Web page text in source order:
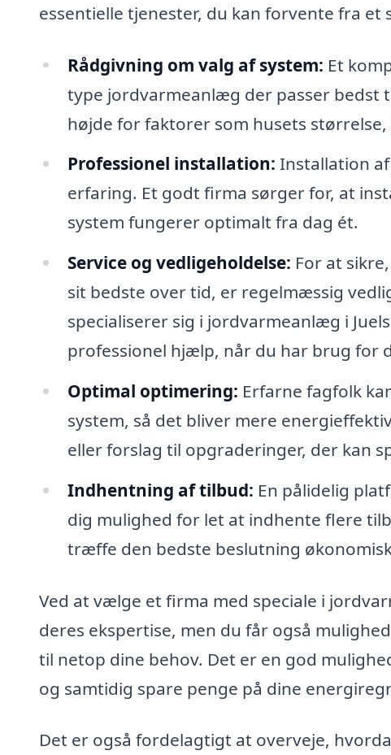
essentielle tjenester, du kan forvente fra
Rådgivning om valg af system: Et
type jordvarmeanlæg der passer bedst
højde for faktorer som husets
Professionel installation: Installation
erfaring. Et godt firma sørger for, at
system fungerer optimalt fra dag ét.
Service og vedligeholdelse: For at
sit bedste over tid, er regelmæssig
specialiserer sig i jordvarmeanlæg i
professionel hjælp, når du har brug for
Optimal optimering: Erfarne fagfolk
system, så det bliver mere
eller forslag til opgraderinger, der kan
Indhentning af tilbud: En pålidelig
dig mulighed for let at indhente flere
træffe den bedste beslutning
Ved at vælge et firma med speciale i
deres ekspertise, men du får også
til netop dine behov. Det er en god
og samtidig spare penge på dine
Det er også fordelagtigt at overveje,